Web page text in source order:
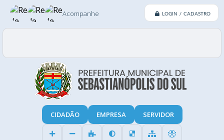
LOGIN / CADASTRO
Acompanhe
CIDADÃO EMPRESA SERVIDOR